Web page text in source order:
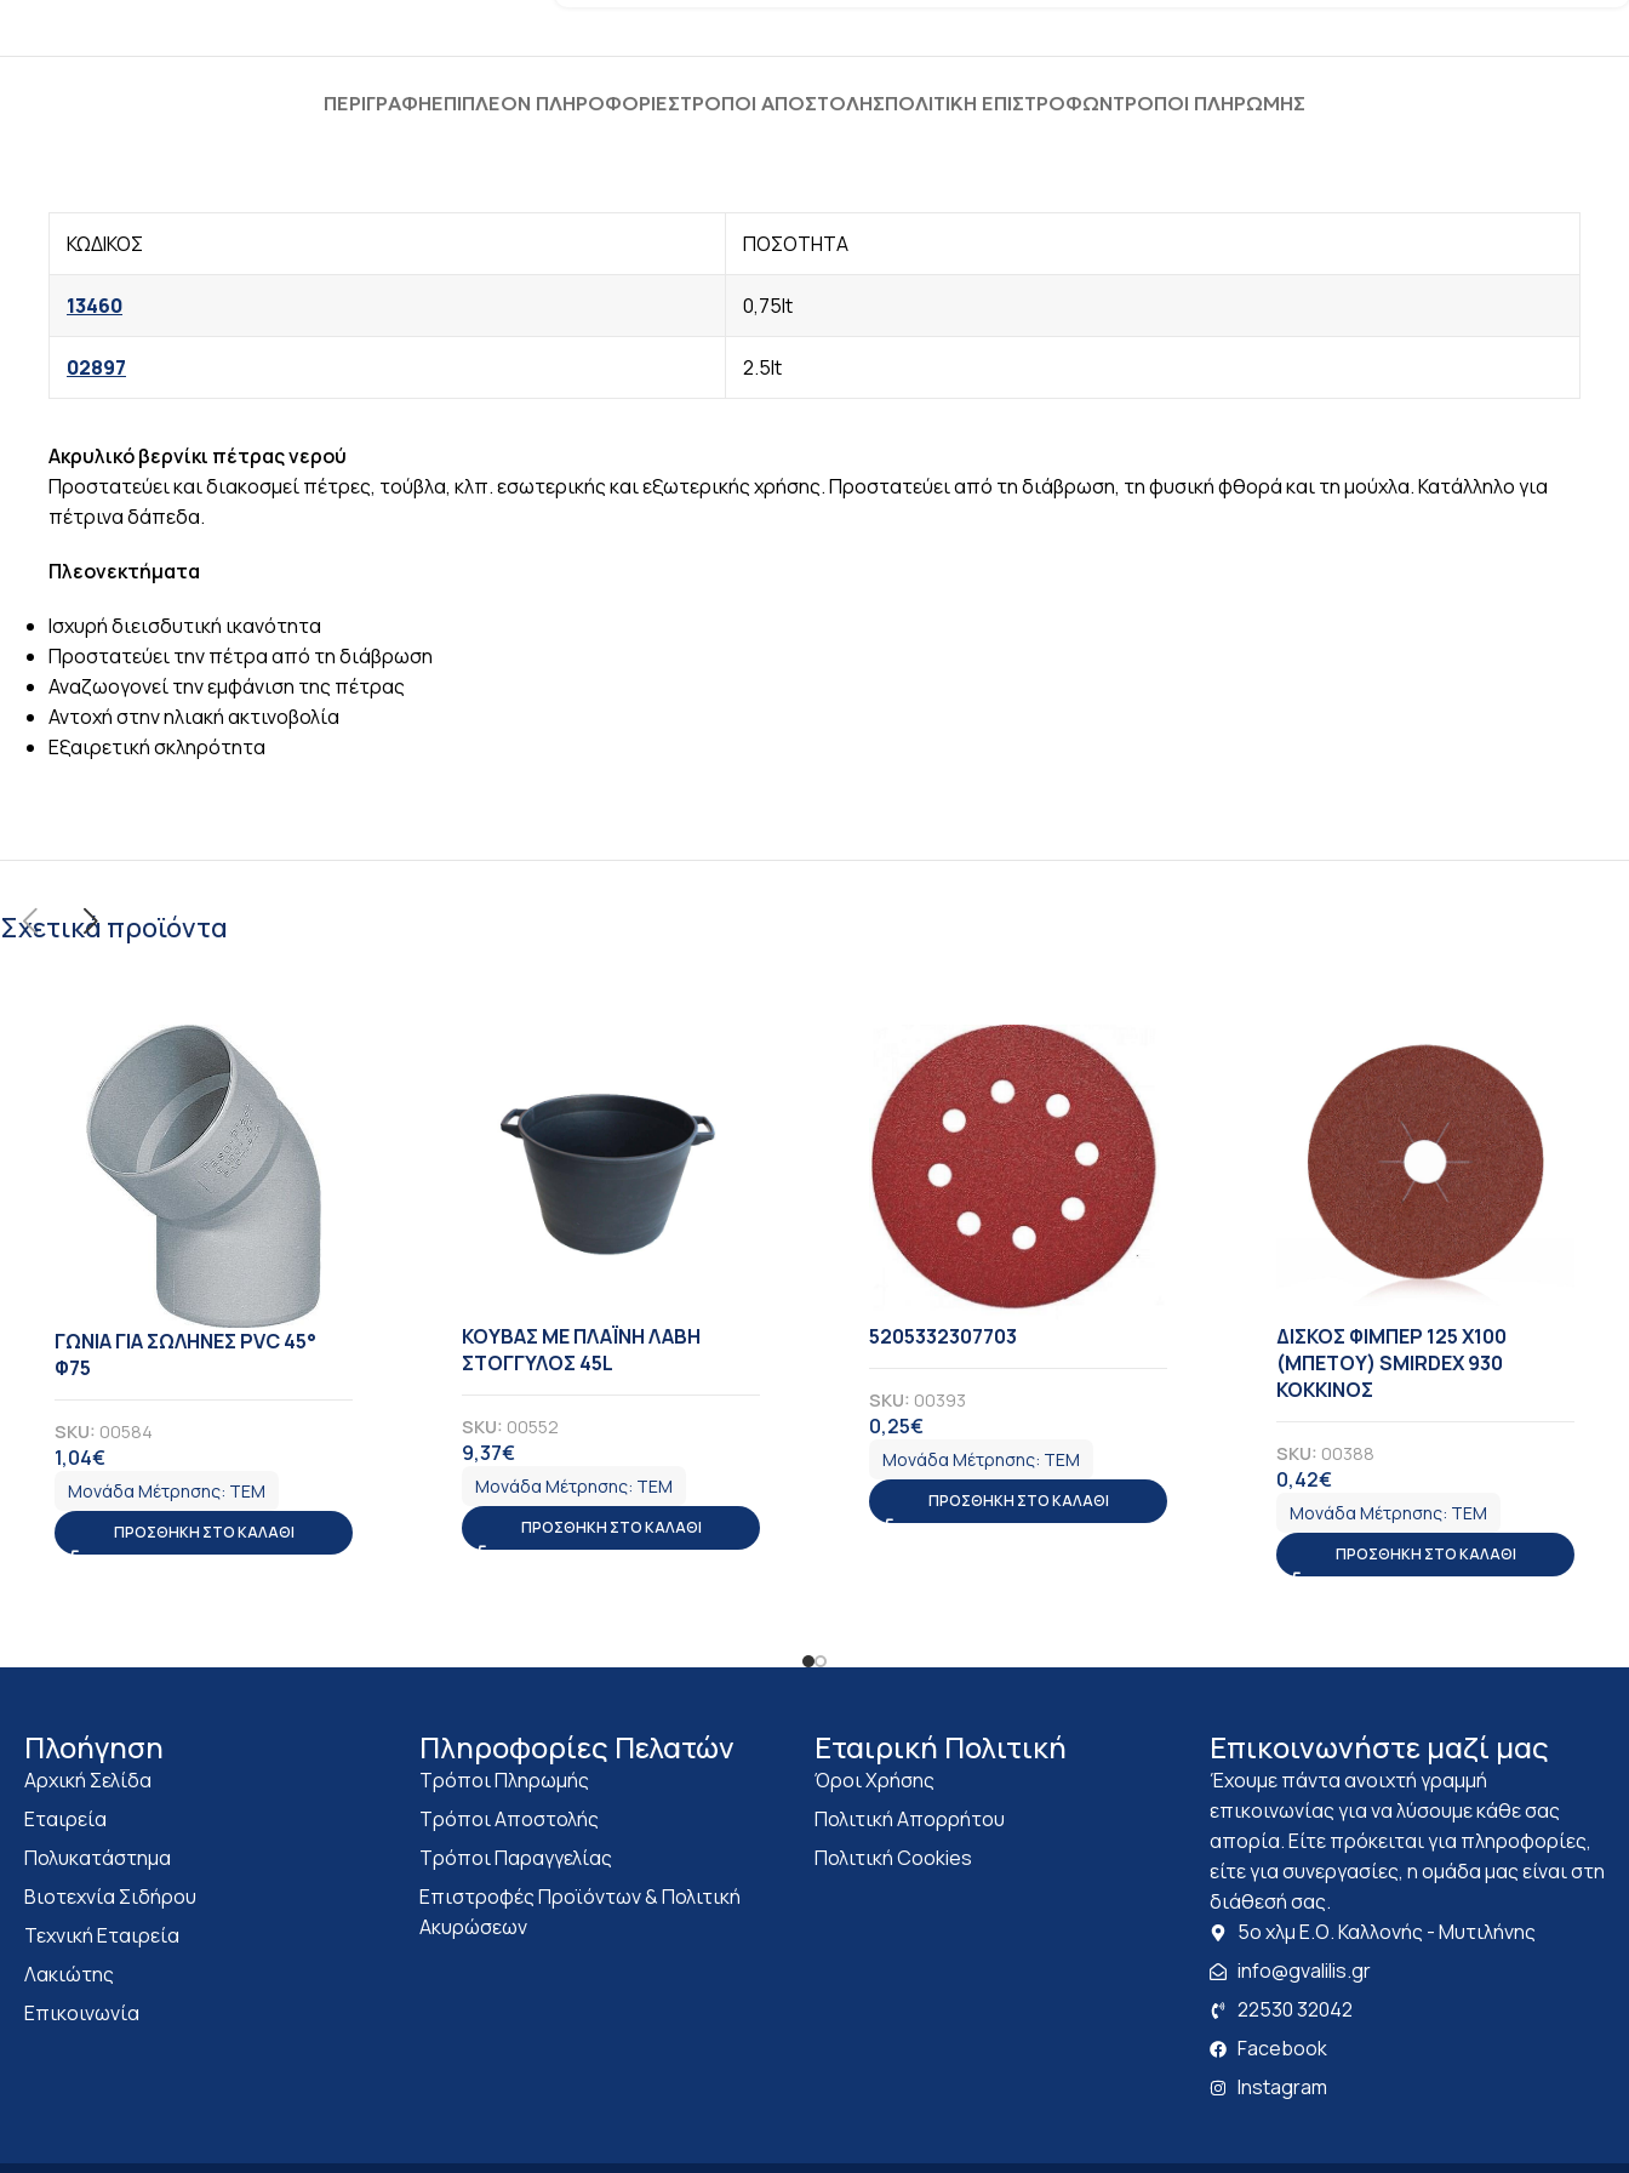
ΠΕΡΙΓΡΑΦΉΕΠΙΠΛΈΟΝ ΠΛΗΡΟΦΟΡΊΕΣΤΡΟΠΟΙ ΑΠΟΣΤΟΛΗΣΠΟΛΙΤΙΚΗ ΕΠΙΣΤΡΟΦΩΝΤΡΟΠΟΙ ΠΛΗΡΩΜΗΣ
ΚΩΔΙΚΟΣ ΠΟΣΟΤΗΤΑ
13460 0,75lt
02897 2.5lt
Ακρυλικό βερνίκι πέτρας νερού
Προστατεύει και διακοσμεί πέτρες, τούβλα, κλπ. εσωτερικής και εξωτερικής χρήσης. Προστατεύει από τη διάβρωση, τη φυσική φθορά και τη μούχλα. Κατάλληλο για
πέτρινα δάπεδα.
Πλεονεκτήματα
Ισχυρή διεισδυτική ικανότητα
Προστατεύει την πέτρα από τη διάβρωση
Αναζωογονεί την εμφάνιση της πέτρας
Αντοχή στην ηλιακή ακτινοβολία
Εξαιρετική σκληρότητα
Σχετικά προϊόντα
ΓΩΝΙΑ ΓΙΑ ΣΩΛΗΝΕΣ PVC 45°
Φ75
SKU: 00584
1,04€
Μονάδα Μέτρησης: ΤΕΜ
ΠΡΟΣΘΉΚΗ ΣΤΟ ΚΑΛΆΘΙ
KOYBAΣ ΜΕ ΠΛΑΪΝΗ ΛΑΒΗ
ΣΤΟΓΓΥΛΟΣ 45L
SKU: 00552
9,37€
Μονάδα Μέτρησης: ΤΕΜ
ΠΡΟΣΘΉΚΗ ΣΤΟ ΚΑΛΆΘΙ
5205332307703
SKU: 00393
0,25€
Μονάδα Μέτρησης: ΤΕΜ
ΠΡΟΣΘΉΚΗ ΣΤΟ ΚΑΛΆΘΙ
ΔΙΣΚΟΣ ΦΙΜΠΕΡ 125 X100
(ΜΠΕΤΟΥ) SMIRDEX 930
ΚΟΚΚΙΝΟΣ
SKU: 00388
0,42€
Μονάδα Μέτρησης: ΤΕΜ
ΠΡΟΣΘΉΚΗ ΣΤΟ ΚΑΛΆΘΙ
Πλοήγηση
Αρχική Σελίδα
Εταιρεία
Πολυκατάστημα
Bιοτεχνία Σιδήρου
Τεχνική Εταιρεία
Λακιώτης
Επικοινωνία
Πληροφορίες Πελατών
Τρόποι Πληρωμής
Τρόποι Αποστολής
Τρόποι Παραγγελίας
Επιστροφές Προϊόντων & Πολιτική
Ακυρώσεων
Eταιρική Πολιτική
Όροι Χρήσης
Πολιτική Απορρήτου
Πολιτική Cookies
Επικοινωνήστε μαζί μας
Έχουμε πάντα ανοιχτή γραμμή
επικοινωνίας για να λύσουμε κάθε σας
απορία. Είτε πρόκειται για πληροφορίες,
είτε για συνεργασίες, η ομάδα μας είναι στη
διάθεσή σας.
5ο χλμ Ε.Ο. Καλλονής - Μυτιλήνης
info@gvalilis.gr
22530 32042
Facebook
Instagram